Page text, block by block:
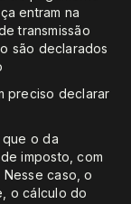
entram na
transmissão
são declarados
preciso declarar
o da
imposto, com
Nesse caso, o
o cálculo do